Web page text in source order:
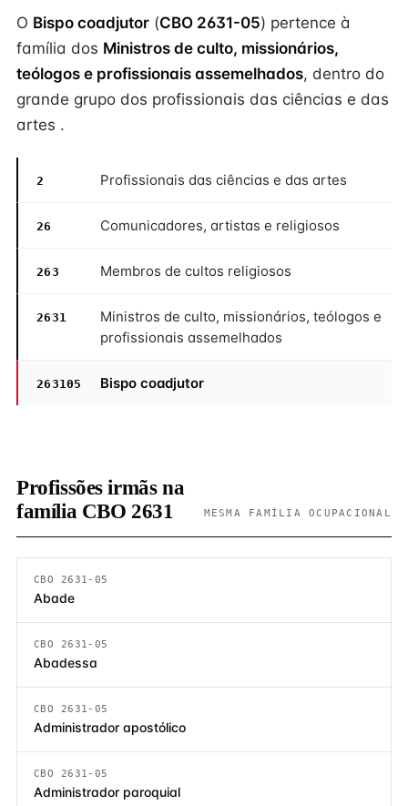
O Bispo coadjutor (CBO 2631-05) pertence à
família dos Ministros de culto, missionários,
teólogos e profissionais assemelhados, dentro do
grande grupo dos profissionais das ciências e das
artes .
2 Profissionais das ciências e das artes
26 Comunicadores, artistas e religiosos
263 Membros de cultos religiosos
2631
Ministros de culto, missionários, teólogos e
profissionais assemelhados
263105 Bispo coadjutor
Profissões irmãs na
família CBO 2631
MESMA FAMÍLIA OCUPACIONAL
CBO 2631-05
Abade
CBO 2631-05
Abadessa
CBO 2631-05
Administrador apostólico
CBO 2631-05
Administrador paroquial